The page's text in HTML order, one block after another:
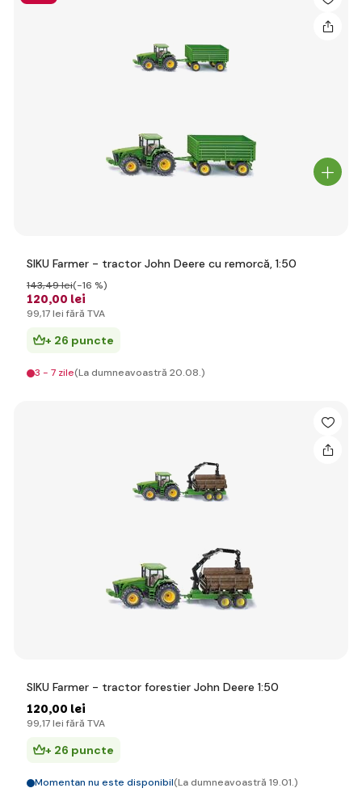
SIKU Farmer - tractor John Deere cu remorcă, 1:50
120,00 lei
143,49 lei(-16 %)
99,17 lei fără TVA
+ 26 puncte
3 - 7 zile(La dumneavoastră 20.08.)
SIKU Farmer - tractor forestier John Deere 1:50
120,00 lei
99,17 lei fără TVA
+ 26 puncte
Momentan nu este disponibil(La dumneavoastră 19.01.)